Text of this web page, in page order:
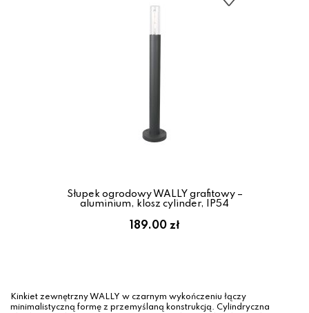
Słupek ogrodowy WALLY grafitowy –
aluminium, klosz cylinder, IP54
189.00 zł
Kinkiet zewnętrzny WALLY w czarnym wykończeniu łączy
minimalistyczną formę z przemyślaną konstrukcją. Cylindryczna